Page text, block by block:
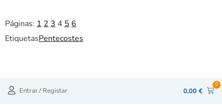
Páginas: 1 2 3 4 5 6
EtiquetasPentecostes
Entrar / Registar 0,00 €
0